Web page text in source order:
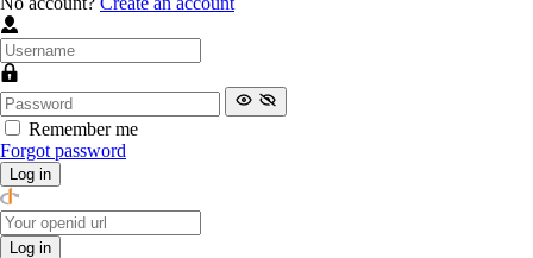
Remember me
Forgot password
Log in
Log in